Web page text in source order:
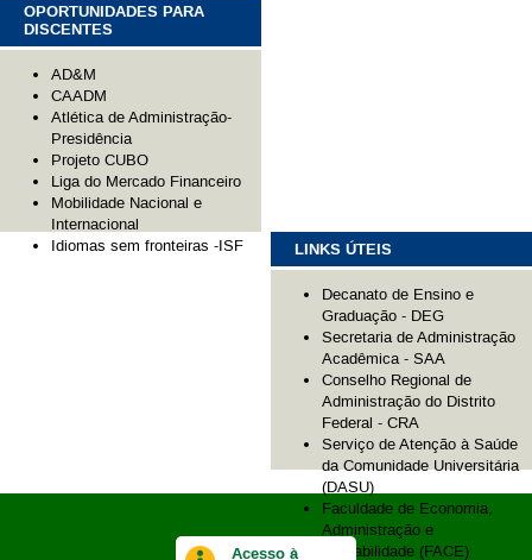
OPORTUNIDADES PARA
DISCENTES
AD&M
CAADM
Atlética de Administração-
Presidência
Projeto CUBO
Liga do Mercado Financeiro
Mobilidade Nacional e
Internacional
Idiomas sem fronteiras -ISF
LINKS ÚTEIS
Decanato de Ensino e
Graduação - DEG
Secretaria de Administração
Acadêmica - SAA
Conselho Regional de
Administração do Distrito
Federal - CRA
Serviço de Atenção à Saúde
da Comunidade Universitária
(DASU)
Faculdade de Economia,
Administração e
Contabilidade (FACE)
Acesso à